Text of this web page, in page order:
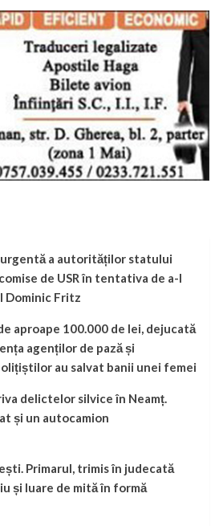
a autorităților statului
de USR în tentativa de a-l
Dominic Fritz
aproape 100.000 de lei, dejucată
agenților de pază și
au salvat banii unei femei
delictelor silvice în Neamț.
și un autocamion
Primarul, trimis în judecată
și luare de mită în formă